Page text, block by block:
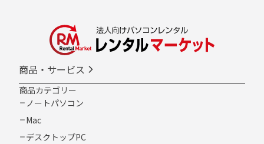
商品・サービス
商品カテゴリー
ノートパソコン
Mac
デスクトップPC